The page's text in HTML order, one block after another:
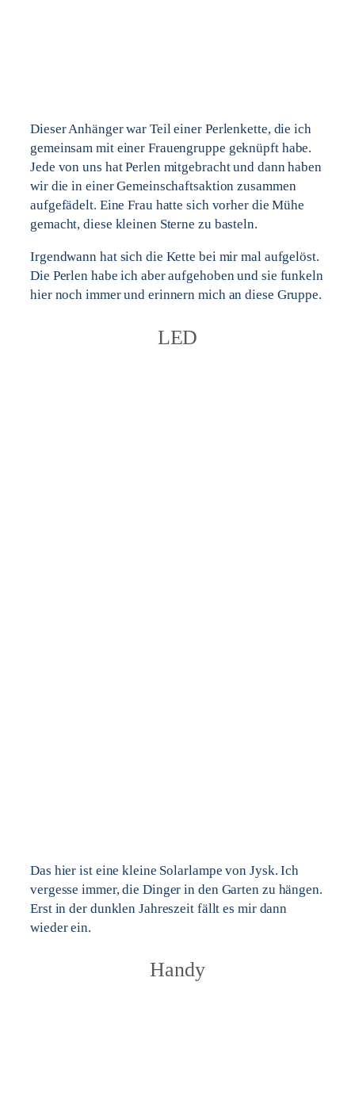
Dieser Anhänger war Teil einer Perlenkette, die ich
gemeinsam mit einer Frauengruppe geknüpft habe.
Jede von uns hat Perlen mitgebracht und dann haben
wir die in einer Gemeinschaftsaktion zusammen
aufgefädelt. Eine Frau hatte sich vorher die Mühe
gemacht, diese kleinen Sterne zu basteln.
Irgendwann hat sich die Kette bei mir mal aufgelöst.
Die Perlen habe ich aber aufgehoben und sie funkeln
hier noch immer und erinnern mich an diese Gruppe.
LED
Das hier ist eine kleine Solarlampe von Jysk. Ich
vergesse immer, die Dinger in den Garten zu hängen.
Erst in der dunklen Jahreszeit fällt es mir dann
wieder ein.
Handy